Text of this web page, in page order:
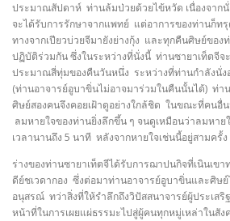
ประมาณสัปดาห์ ท่านล้มป่วยด้วยไข้หวัด เนื่องจา
จะได้รับการรักษาจากแพทย์ แต่อาการของท่านก็ท
ทางจากเปียวบ่วยจีมายังย่างกุ้ง และทุกคืนศิษย์ขอ
ปฏิบัติร่วมกัน ซึ่งในระหว่างที่นั่งนี้ ท่านซายาเท็ตจีจ
ประมาณสี่ทุ่มของคืนวันหนึ่ง ระหว่างที่ท่านกำลังนั่ง
(ท่านอาจารย์อูบาขิ่นไม่อาจมาร่วมในคืนนั้นได้) ท่า
ศิษย์สองคนจึงคอยเฝ้าดูอย่างใกล้ชิด ในขณะที่คนอื่
ลมหายใจของท่านยิ่งลึกขึ้น ๆ จนดูเหมือนว่าลมหาย
เวลานานถึง 5 นาที หลังจากหายใจเช่นนี้อยู่สามครั้
ร่างของท่านซายาเท็ตจีได้รับการฌาปนกิจที่เนินเขา
ดีย์ชเวดากอง ซึ่งต่อมาท่านอาจารย์อูบาขิ่นและศิษย์
อนุสรณ์ ทว่าสิ่งที่ให้รำลึกถึงวิปัสสนาจารย์ผู้ประเส
หน้าที่ในการเผยแผ่ธรรมะไปสู่ผู้คนทุกหมู่เหล่าในสั